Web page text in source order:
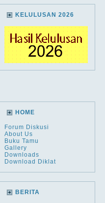
KELULUSAN 2026
HOME
Forum Diskusi
About Us
Buku Tamu
Gallery
Downloads
Download Diklat
BERITA